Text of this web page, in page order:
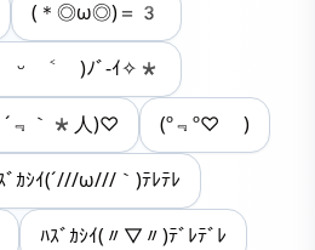
(＊◎ω◎)＝3
˃ ᵕ ˂ )ﾉﾞ-ｲ✧*
｀*人)♡ (º﹃º♡ )
ﾞｶｼｲ(´///ω///｀)ﾃﾚﾃﾚ
ﾊｽﾞｶｼｲ(〃▽〃)ﾃﾞﾚﾃﾞﾚ